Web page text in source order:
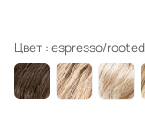
Цвет : espresso/rooted